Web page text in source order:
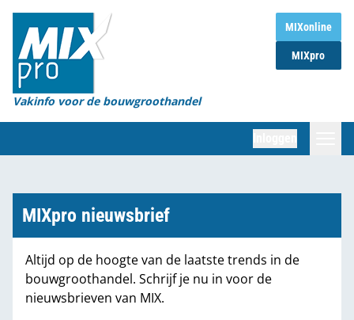
MIXonline
MIXpro
Vakinfo voor de bouwgroothandel
Home
Magazines
Organisaties
Marktcijfers
Partners
MIXpro nieuwsbrief
Altijd op de hoogte van de laatste trends in de
bouwgroothandel. Schrijf je nu in voor de
nieuwsbrieven van MIX.